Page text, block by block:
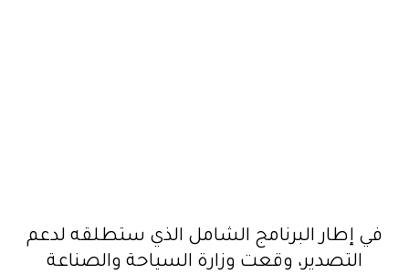
في إطار البرنامج الشامل الذي ستطلقه لدعم
التصدير، وقعت وزارة السياحة والصناعة